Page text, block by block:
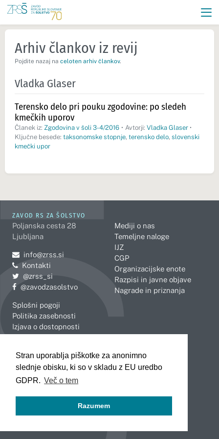
Stran uporablja piškotke za anonimno
slednje obisku, ki so v skladu z EU uredbo
GDPR. Več o tem
Razumem
Arhiv člankov iz revij
Pojdite nazaj na celoten arhiv člankov.
Vladka Glaser
Terensko delo pri pouku zgodovine: po sledeh
kmečkih uporov
Članek iz: Zgodovina v šoli 3-4/2016 • Avtorji: Vladka Glaser •
Ključne besede: taksonomske stopnje, terensko delo, slovenski
kmečki upor
ZAVOD RS ZA ŠOLSTVO
Poljanska cesta 28
Ljubljana
Pošljite e-mail na
info@zrss.si
Kontakti
Pojdite na Twitter:
@zrss_si
Pojdite na Facebook:
@zavodzasolstvo
Splošni pogoji
Politika zasebnosti
Izjava o dostopnosti
Mediji o nas
Temeljne naloge
IJZ
CGP
Organizacijske enote
Razpisi in javne objave
Nagrade in priznanja
Celje
Koper
Kranj
Novo mesto
Slovenj Gradec